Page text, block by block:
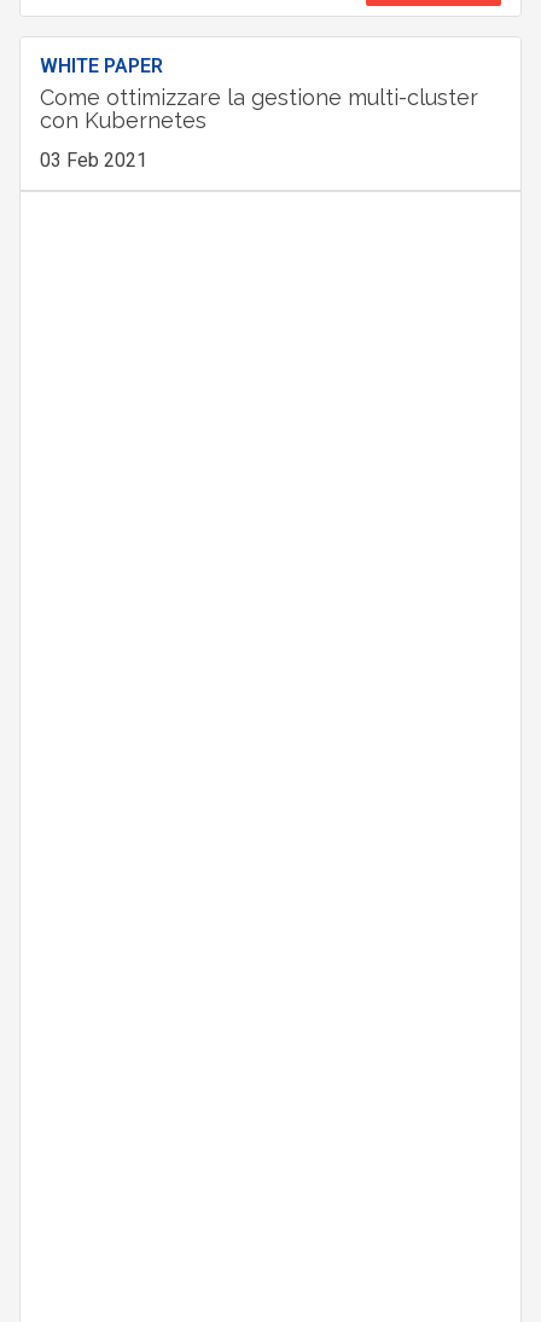
WHITE PAPER
Come ottimizzare la gestione multi-cluster
con Kubernetes
03 Feb 2021